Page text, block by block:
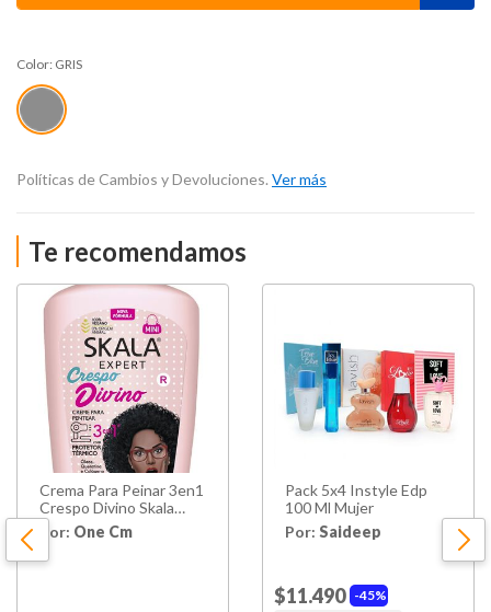
Color: GRIS
Políticas de Cambios y Devoluciones. Ver más
Te recomendamos
Crema Para Peinar 3en1
Crespo Divino Skala
Expert 250 G
Por: One Cm
Pack 5x4 Instyle Edp
100 Ml Mujer
Por: Saideep
45%
$11.490